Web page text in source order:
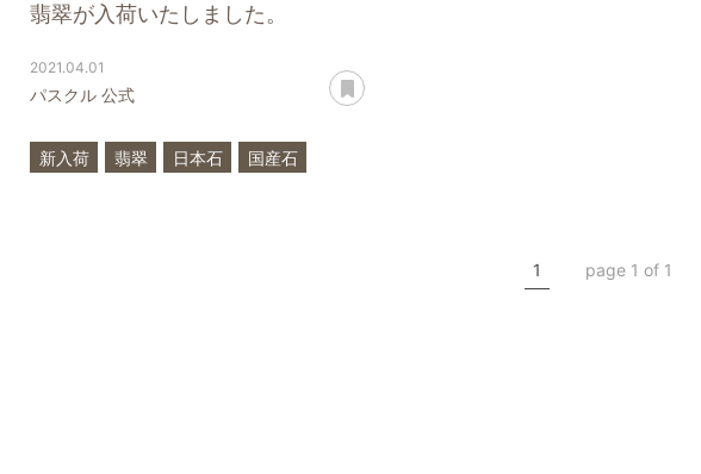
翡翠が入荷いたしました。
2021.04.01
パスクル 公式
新入荷 翡翠 日本石
国産石
1 page 1 of 1